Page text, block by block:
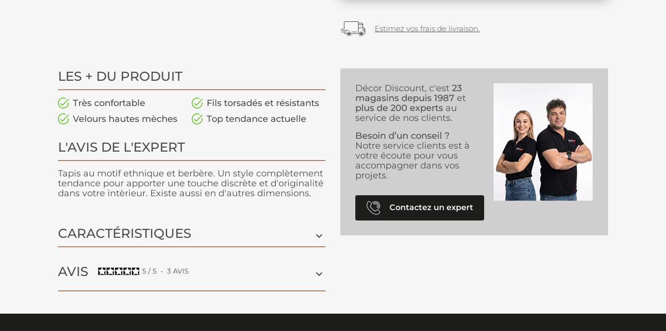
Estimez vos frais de livraison.
LES + DU PRODUIT
Très confortable
Fils torsadés et résistants
Velours hautes mèches
Top tendance actuelle
L'AVIS DE L'EXPERT
Tapis au motif ethnique et berbère. Un style complètement
tendance pour apporter une touche discrète et d'originalité
dans votre intèrieur. Existe aussi en d'autres dimensions.
CARACTÉRISTIQUES
AVIS 5 / 5 - 3 AVIS
Décor Discount, c'est 23
magasins depuis 1987 et
plus de 200 experts au
service de nos clients.
Besoin d’un conseil ?
Notre service clients est à
votre écoute pour vous
accompagner dans vos
projets.
Contactez un expert